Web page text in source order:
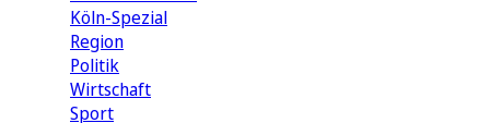
Köln-Spezial
Region
Politik
Wirtschaft
Sport